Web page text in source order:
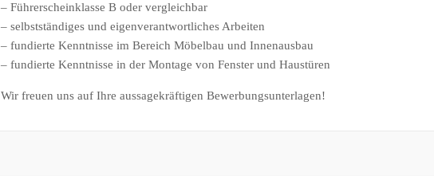
– Führerscheinklasse B oder vergleichbar
– selbstständiges und eigenverantwortliches Arbeiten
– fundierte Kenntnisse im Bereich Möbelbau und Innenausbau
– fundierte Kenntnisse in der Montage von Fenster und Haustüren
Wir freuen uns auf Ihre aussagekräftigen Bewerbungsunterlagen!